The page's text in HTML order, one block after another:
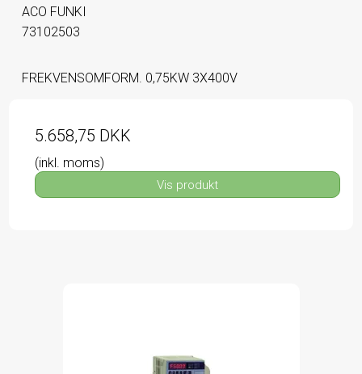
ACO FUNKI
73102503
FREKVENSOMFORM. 0,75KW 3X400V
5.658,75 DKK
(inkl. moms)
Vis produkt